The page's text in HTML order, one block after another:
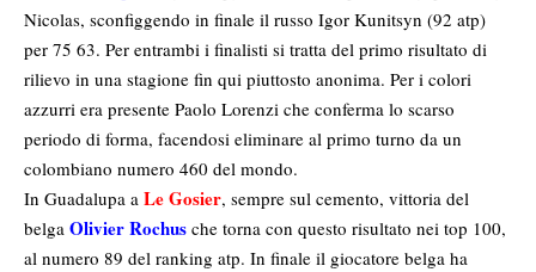
Nicolas, sconfiggendo in finale il russo Igor Kunitsyn (92 atp)
per 75 63. Per entrambi i finalisti si tratta del primo risultato di
rilievo in una stagione fin qui piuttosto anonima. Per i colori
azzurri era presente Paolo Lorenzi che conferma lo scarso
periodo di forma, facendosi eliminare al primo turno da un
colombiano numero 460 del mondo.
In Guadalupa a Le Gosier, sempre sul cemento, vittoria del
belga Olivier Rochus che torna con questo risultato nei top 100,
al numero 89 del ranking atp. In finale il giocatore belga ha